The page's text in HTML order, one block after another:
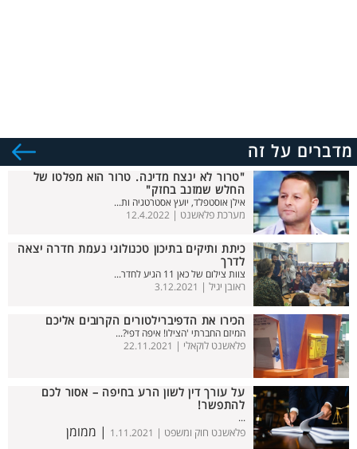
מדברים על זה
"טרור לא ינצח מדינה. טרור הוא מפלטו של
החלש שמזנב בחזק"
אילן אוסטפלד, יועץ אסטרטגיה ות...
מערכת פלאשנט | 12.4.2022
כיתת ותיקים בתיכון טכנולוגי נעמת חדרה יצאה
לדרך
צוות צילום של כאן 11 הגיע לחדר...
ראובן יגיל | 3.12.2021
הכירו את הדפיברילטורים הקרובים אליכם
המיזם החברתי 'הצילו! איפה דפי?...
פלאשנט לוקאלי | 22.11.2021
על עורך דין לשון הרע בחיפה – אסור לכם
להתפשר!
...
פלאשנט חוק ומשפט | 1.11.2021 | ממומן